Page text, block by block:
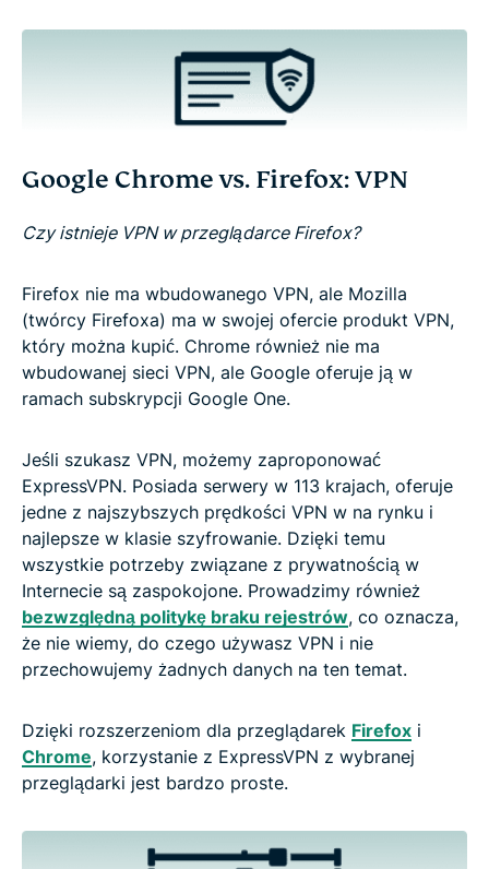
Google Chrome vs. Firefox: VPN
Czy istnieje VPN w przeglądarce Firefox?
Firefox nie ma wbudowanego VPN, ale Mozilla
(twórcy Firefoxa) ma w swojej ofercie produkt VPN,
który można kupić. Chrome również nie ma
wbudowanej sieci VPN, ale Google oferuje ją w
ramach subskrypcji Google One.
Jeśli szukasz VPN, możemy zaproponować
ExpressVPN. Posiada serwery w 113 krajach, oferuje
jedne z najszybszych prędkości VPN w na rynku i
najlepsze w klasie szyfrowanie. Dzięki temu
wszystkie potrzeby związane z prywatnością w
Internecie są zaspokojone. Prowadzimy również
bezwzględną politykę braku rejestrów, co oznacza,
że nie wiemy, do czego używasz VPN i nie
przechowujemy żadnych danych na ten temat.
Dzięki rozszerzeniom dla przeglądarek Firefox i
Chrome, korzystanie z ExpressVPN z wybranej
przeglądarki jest bardzo proste.